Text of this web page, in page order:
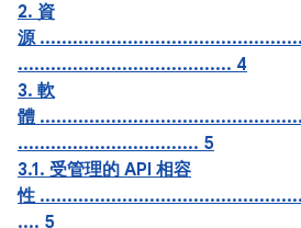
2. 資
源
....................................... 4
3. 軟
體
................................. 5
3.1. 受管理的 API 相容
性
.... 5